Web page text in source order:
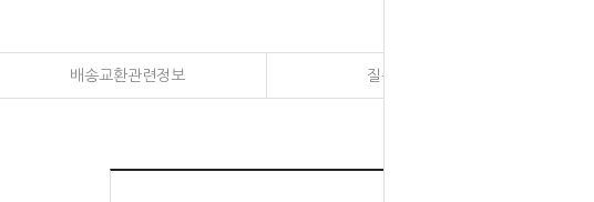
배송교환관련정보 질문과 대답